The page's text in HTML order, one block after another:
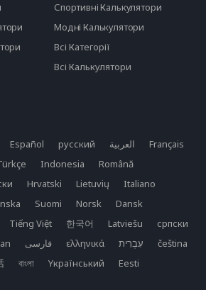
Спортивні Калькулятори
Модні Калькулятори
Всі Категорії
Всі Калькулятори
Español русский العربية
Français
Indonesia
Română
Hrvatski Lietuvių
Italiano
Suomi Norsk
Dansk
Tiếng Việt 한국어 Latviešu
српски
فارسی ελληνικά
čeština
বাংলা Yкраїнський Eesti